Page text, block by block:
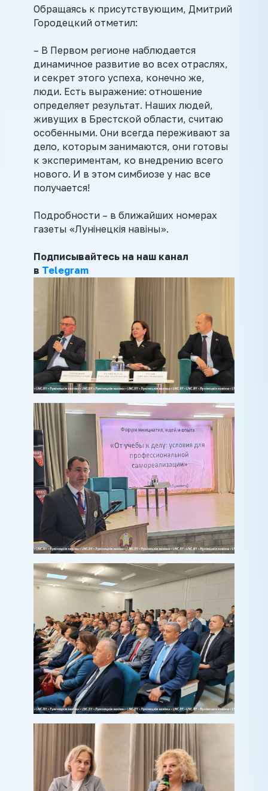
Обращаясь к присутствующим, Дмитрий
Городецкий отметил:
– В Первом регионе наблюдается
динамичное развитие во всех отраслях,
и секрет этого успеха, конечно же,
люди. Есть выражение: отношение
определяет результат. Наших людей,
живущих в Брестской области, считаю
особенными. Они всегда переживают за
дело, которым занимаются, они готовы
к экспериментам, ко внедрению всего
нового. И в этом симбиозе у нас все
получается!
Подробности – в ближайших номерах
газеты «Лунінецкія навіны».
Подписывайтесь на наш канал
в Telegram